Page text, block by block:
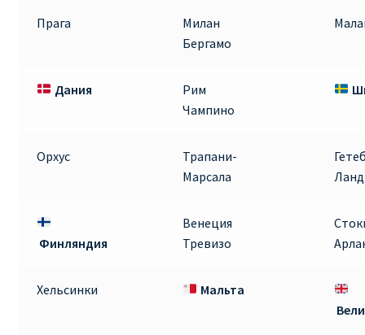
Барселона
БРОНИРОВАНИЕ
ДЕШЕВЫЕ АВИАБИЛЕТЫ В БАРСЕЛОНУ
ДЕШЕВЫЕ АВИАБИЛЕТЫ В БЕРЛИН
Прага
Милан
Бергамо
Дания
Рим
Чампино
Орхус
Трапани-
Марсала
Финляндия
Венеция
Тревизо
Хельсинки
Мальта